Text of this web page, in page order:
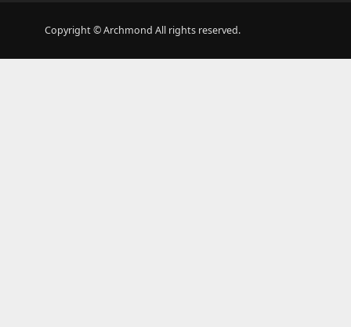
Copyright © Archmond All rights reserved.